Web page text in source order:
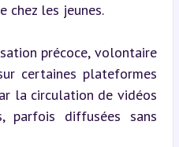
chez les jeunes.
précoce, volontaire
certaines plateformes
la circulation de vidéos
parfois diffusées sans